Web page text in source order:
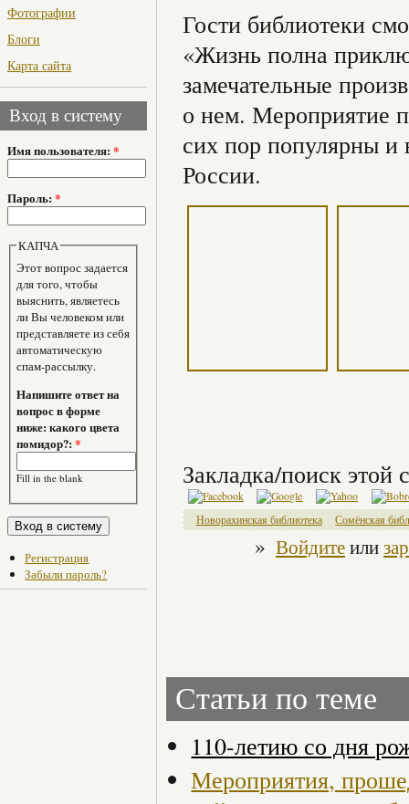
Фотографии
Блоги
Карта сайта
Вход в систему
Имя пользователя: *
Пароль: *
КАПЧА
Этот вопрос задается
для того, чтобы
выяснить, являетесь
ли Вы человеком или
представляете из себя
автоматическую
спам-рассылку.
Напишите ответ на
вопрос в форме
ниже: какого цвета
помидор?:*
Fill in the blank
Регистрация
Забыли пароль?
Гости библиотеки
«Жизнь полна
замечательные
о нем. Мероприятие
сих пор популярны и
России.
Закладка/поиск этой
Новорахинская библиотека Сомёнская
» Войдитеили
Статьи по теме
110-летию со дня
Мероприятия,